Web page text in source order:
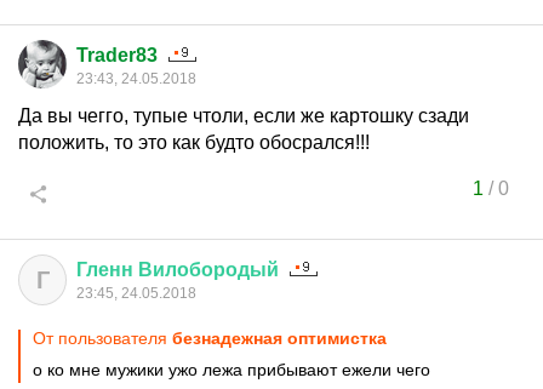
Trader83
23:43, 24.05.2018
Да вы чегго, тупые чтоли, если же картошку сзади
положить, то это как будто обосрался!!!
1 /0
Г Гленн Вилобородый
23:45, 24.05.2018
От пользователя безнадежная оптимистка
о ко мне мужики ужо лежа прибывают ежели чего